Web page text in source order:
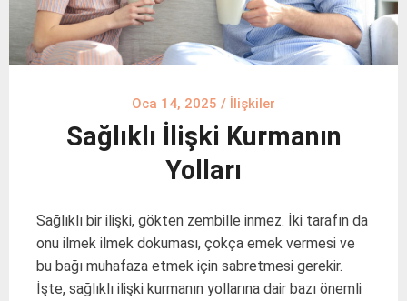
Oca 14, 2025 / İlişkiler
Sağlıklı İlişki Kurmanın
Yolları
Sağlıklı bir ilişki, gökten zembille inmez. İki tarafın da
onu ilmek ilmek dokuması, çokça emek vermesi ve
bu bağı muhafaza etmek için sabretmesi gerekir.
İşte, sağlıklı ilişki kurmanın yollarına dair bazı önemli